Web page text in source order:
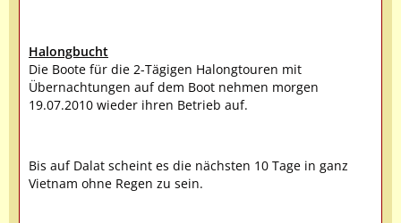
Halongbucht
Die Boote für die 2-Tägigen Halongtouren mit
Übernachtungen auf dem Boot nehmen morgen
19.07.2010 wieder ihren Betrieb auf.
Bis auf Dalat scheint es die nächsten 10 Tage in ganz
Vietnam ohne Regen zu sein.